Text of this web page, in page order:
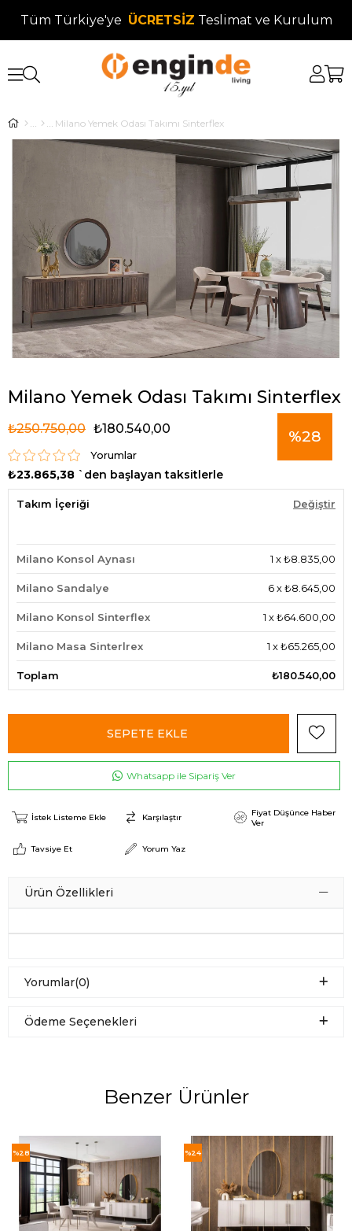
Tüm Türkiye'ye ÜCRETSİZ Teslimat ve Kurulum
Milano Yemek Odası Takımı Sinterflex
Milano Yemek Odası Takımı Sinterflex
%28
₺250.750,00 ₺180.540,00
Yorumlar
₺23.865,38 `den başlayan taksitlerle
Takım İçeriği Değiştir
Milano Konsol Aynası 1 x ₺8.835,00
Milano Sandalye 6 x ₺8.645,00
Milano Konsol Sinterflex 1 x ₺64.600,00
Milano Masa Sinterlrex 1 x ₺65.265,00
Toplam ₺180.540,00
Whatsapp ile Sipariş Ver
İstek Listeme Ekle Karşılaştır
Fiyat Düşünce Haber
Ver
Tavsiye Et Yorum Yaz
Ürün Özellikleri
Yorumlar(0)
Ödeme Seçenekleri
Benzer Ürünler
%28 %24